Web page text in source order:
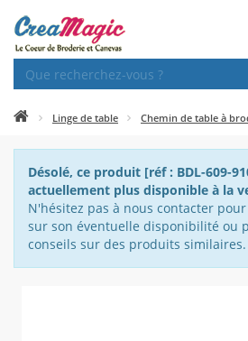
Linge de table Chemin de table à
Désolé, ce produit [réf : BDL-609-
actuellement plus disponible à la
N'hésitez pas à nous contacter
sur son éventuelle disponibilité ou
conseils sur des produits similaires.